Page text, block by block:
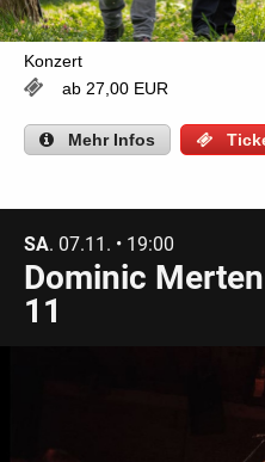
Konzert
ab 27,00 EUR
Mehr Infos
SA. 07.11. • 19:00
Dominic
11